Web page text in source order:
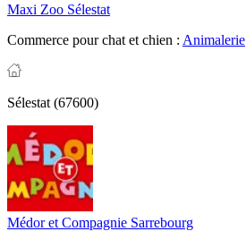
Maxi Zoo Sélestat
Commerce pour chat et chien : Animalerie
Sélestat (67600)
Médor et Compagnie Sarrebourg